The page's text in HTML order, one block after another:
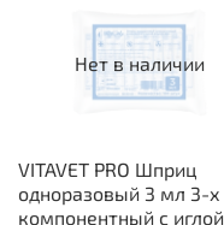
Нет в наличии
VITAVET PRO Шприц
одноразовый 3 мл 3-х
компонентный с иглой